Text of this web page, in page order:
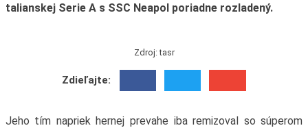
talianskej Serie A s SSC Neapol poriadne rozladený.
Zdroj: tasr
Zdieľajte:
Jeho tím napriek hernej prevahe iba remizoval so súperom